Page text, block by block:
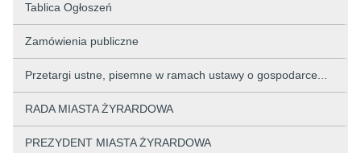
Tablica Ogłoszeń
Zamówienia publiczne
Przetargi ustne, pisemne w ramach ustawy o gospodarce...
RADA MIASTA ŻYRARDOWA
PREZYDENT MIASTA ŻYRARDOWA